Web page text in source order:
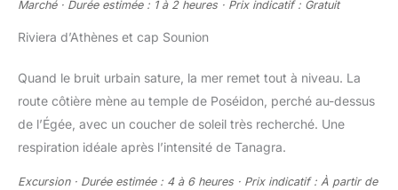
Marché · Durée estimée : 1 à 2 heures · Prix indicatif : Gratuit
Riviera d’Athènes et cap Sounion
Quand le bruit urbain sature, la mer remet tout à niveau. La
route côtière mène au temple de Poséidon, perché au-dessus
de l’Égée, avec un coucher de soleil très recherché. Une
respiration idéale après l’intensité de Tanagra.
Excursion · Durée estimée : 4 à 6 heures · Prix indicatif : À partir de